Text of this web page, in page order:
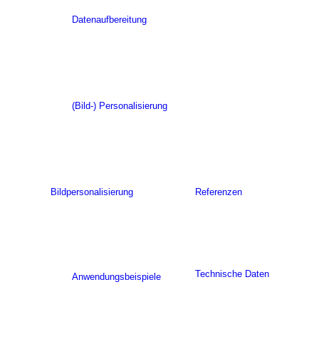
Datenaufbereitung
(Bild-) Personalisierung
Bildpersonalisierung
Anwendungsbeispiele
Referenzen
Technische Daten